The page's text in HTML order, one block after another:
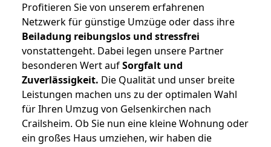
Profitieren Sie von unserem erfahrenen
Netzwerk für günstige Umzüge oder dass ihre
Beiladung reibungslos und stressfrei
vonstattengeht. Dabei legen unsere Partner
besonderen Wert aufSorgfalt und
Zuverlässigkeit. Die Qualität und unser breite
Leistungen machen uns zu der optimalen Wahl
für Ihren Umzug von Gelsenkirchen nach
Crailsheim. Ob Sie nun eine kleine Wohnung oder
ein großes Haus umziehen, wir haben die